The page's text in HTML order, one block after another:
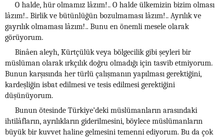
O halde, hür olmamız lâzım!.. O halde ülkemizin bizim olması
lâzım!.. Birlik ve bütünlüğün bozulmaması lâzım!.. Ayrılık ve
gayrılık olmaması lâzım!.. Bunu en önemli mesele olarak
görüyorum.
Binâen aleyh, Kürtçülük veya bölgecilik gibi şeyleri bir
müslüman olarak ırkçılık doğru olmadığı için tasvib etmiyorum.
Bunun karşısında her türlü çalışmanın yapılması gerektiğini,
kardeşliğin isbat edilmesi ve tesis edilmesi gerektiğini
düşünüyorum.
Bunun ötesinde Türkiye’deki müslümanların arasındaki
ihtilâfların, ayrılıkların giderilmesini, böylece müslümanların
büyük bir kuvvet haline gelmesini temenni ediyorum. Bu da çok